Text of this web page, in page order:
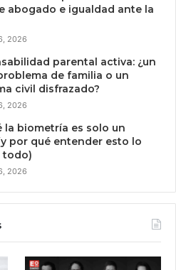
abogado e igualdad ante la
2026
parental activa: ¿un
de familia o un
civil disfrazado?
2026
la biometría es solo un
por qué entender esto lo
todo)
2026